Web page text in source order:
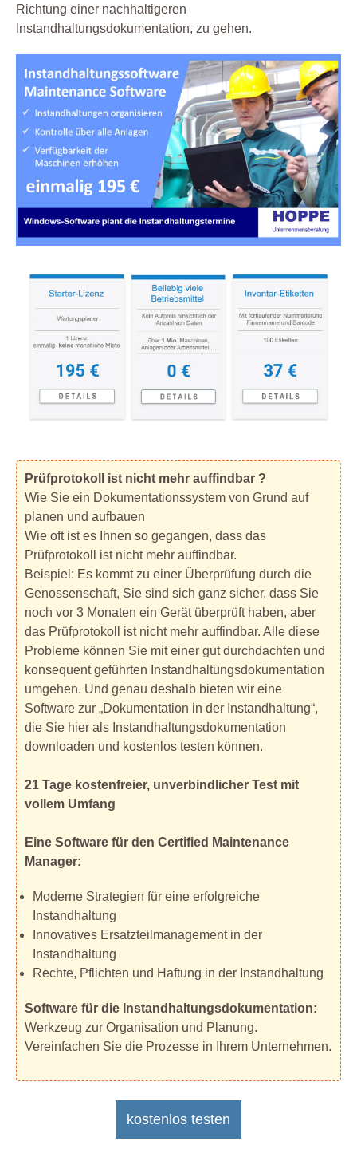
Richtung einer nachhaltigeren
Instandhaltungsdokumentation, zu gehen.
Prüfprotokoll ist nicht mehr auffindbar ?
Wie Sie ein Dokumentationssystem von Grund auf
planen und aufbauen
Wie oft ist es Ihnen so gegangen, dass das
Prüfprotokoll ist nicht mehr auffindbar.
Beispiel: Es kommt zu einer Überprüfung durch die
Genossenschaft, Sie sind sich ganz sicher, dass Sie
noch vor 3 Monaten ein Gerät überprüft haben, aber
das Prüfprotokoll ist nicht mehr auffindbar. Alle diese
Probleme können Sie mit einer gut durchdachten und
konsequent geführten Instandhaltungsdokumentation
umgehen. Und genau deshalb bieten wir eine
Software zur „Dokumentation in der Instandhaltung“,
die Sie hier als Instandhaltungsdokumentation
downloaden und kostenlos testen können.
21 Tage kostenfreier, unverbindlicher Test mit
vollem Umfang
Eine Software für den Certified Maintenance
Manager:
Moderne Strategien für eine erfolgreiche
Instandhaltung
Innovatives Ersatzteilmanagement in der
Instandhaltung
Rechte, Pflichten und Haftung in der Instandhaltung
Software für die Instandhaltungsdokumentation:
Werkzeug zur Organisation und Planung.
Vereinfachen Sie die Prozesse in Ihrem Unternehmen.
kostenlos testen